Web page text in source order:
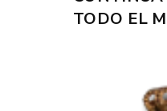
TODO EL